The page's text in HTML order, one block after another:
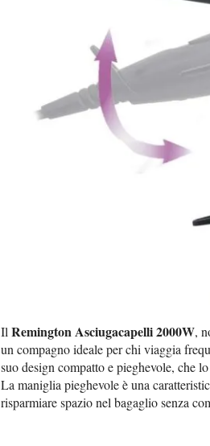
Il Remington Asciugacapelli 2000W,
un compagno ideale per chi viaggia
suo design compatto e pieghevole, che
La maniglia pieghevole è una
risparmiare spazio nel bagaglio senza